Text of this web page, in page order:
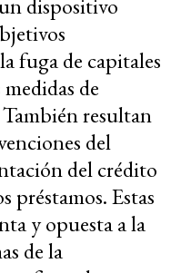
dispositivo
fuga de capitales
de
resultan
del
del crédito
préstamos. Estas
y opuesta a la
de la